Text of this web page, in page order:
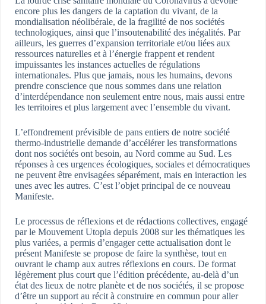
encore plus les dangers de la captation du vivant, de la
mondialisation néolibérale, de la fragilité de nos sociétés
technologiques, ainsi que l’insoutenabilité des inégalités. Par
ailleurs, les guerres d’expansion territoriale et/ou liées aux
ressources naturelles et à l’énergie frappent et rendent
impuissantes les instances actuelles de régulations
internationales. Plus que jamais, nous les humains, devons
prendre conscience que nous sommes dans une relation
d’interdépendance non seulement entre nous, mais aussi entre
les territoires et plus largement avec l’ensemble du vivant.
L’effondrement prévisible de pans entiers de notre société
thermo-industrielle demande d’accélérer les transformations
dont nos sociétés ont besoin, au Nord comme au Sud. Les
réponses à ces urgences écologiques, sociales et démocratiques
ne peuvent être envisagées séparément, mais en interaction les
unes avec les autres. C’est l’objet principal de ce nouveau
Manifeste.
Le processus de réflexions et de rédactions collectives, engagé
par le Mouvement Utopia depuis 2008 sur les thématiques les
plus variées, a permis d’engager cette actualisation dont le
présent Manifeste se propose de faire la synthèse, tout en
ouvrant le champ aux autres réflexions en cours. De format
légèrement plus court que l’édition précédente, au-delà d’un
état des lieux de notre planète et de nos sociétés, il se propose
d’être un support au récit à construire en commun pour aller